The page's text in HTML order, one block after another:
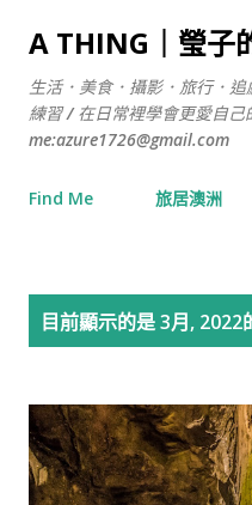
跳
A THING｜瑩子
生活．美食．攝影．旅行．
練習 / 在日常裡學會更愛自己
me:azure1726@gmail.com
Find Me 旅居澳洲
目前顯示的是 3月, 2022